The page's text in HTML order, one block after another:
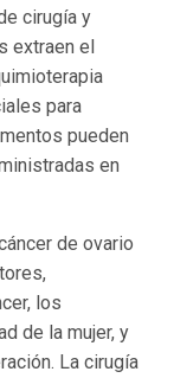
cirugía y
extraen el
para
pueden
en
de ovario
los
de la mujer, y
La cirugía